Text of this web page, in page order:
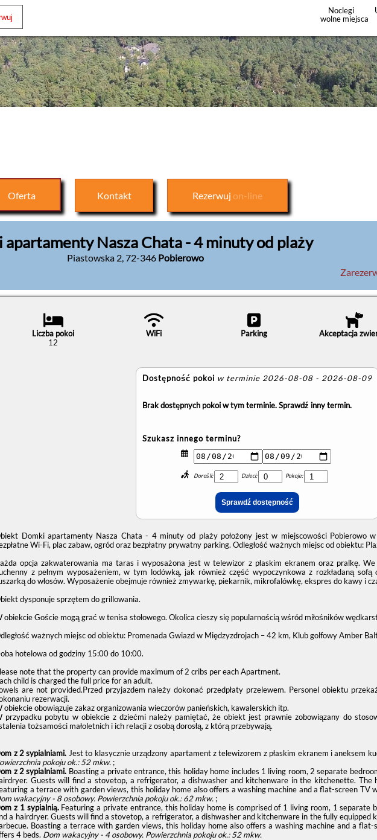
Noclegi
wolne miejsca
Oferta Kontakt Rezerwuj on-line
apartamenty Nasza Chata - 4 minuty od plaży
Piastowska 2,72-346 Pobierowo
Liczba pokoi
12
WiFi Parking Akceptacja
Dostępność pokoi w terminie 2026-08-08 - 2026-08-09
Brak dostępnych pokoi w tym terminie. Sprawdź inny termin.
Szukasz innego terminu?
Dorośli: Dzieci: Pokoje:
Domki apartamenty Nasza Chata - 4 minuty od plaży położony jest w miejscowości Pobierowo
Wi-Fi, plac zabaw, ogród oraz bezpłatny prywatny parking. Odległość ważnych miejsc od obiektu:
opcja zakwaterowania ma taras i wyposażona jest w telewizor z płaskim ekranem oraz pralkę.
z pełnym wyposażeniem, w tym lodówką, jak również część wypoczynkowa z rozkładaną
do włosów. Wyposażenie obejmuje również zmywarkę, piekarnik, mikrofalówkę, ekspres do kawy i
dysponuje sprzętem do grillowania.
obiekcie Goście mogą grać w tenisa stołowego. Okolica cieszy się popularnością wśród miłośników
ważnych miejsc od obiektu: Promenada Gwiazd w Międzyzdrojach – 42 km, Klub golfowy Amber
hotelowa od godziny 15:00do 10:00.
note that the property can provide maximum of 2 cribs per each Apartment.
child is charged the full price for an adult.
are not provided.Przed przyjazdem należy dokonać przedpłaty przelewem. Personel obiektu
rezerwacji.
obiekcie obowiązuje zakaz organizowania wieczorów panieńskich, kawalerskich itp.
przypadku pobytu w obiekcie z dziećmi należy pamiętać, że obiekt jest prawnie zobowiązany do
tożsamości małoletnich i ich relacji z osobą dorosłą, z którą przebywają.
z 2 sypialniami. Jest to klasycznie urządzony apartament z telewizorem z płaskim ekranem i aneksem
pokoju ok.: 52 mkw. ;
z 2 sypialniami. Boasting a private entrance, this holiday home includes 1 living room, 2 separate
Guests will find a stovetop, a refrigerator, a dishwasher and kitchenware in the kitchenette. The
a terrace with garden views, this holiday home also offers a washing machine and a flat-screen TV
wakacyjny - 8 osobowy. Powierzchnia pokoju ok.: 62 mkw. ;
z 1 sypialnią.Featuring a private entrance, this holiday home is comprised of 1 living room, 1 separate
a hairdryer. Guests will find a stovetop, a refrigerator, a dishwasher and kitchenware in the fully equipped
Boasting a terrace with garden views, this holiday home also offers a washing machine and a
4 beds. Dom wakacyjny - 4 osobowy. Powierzchnia pokoju ok.: 52 mkw.